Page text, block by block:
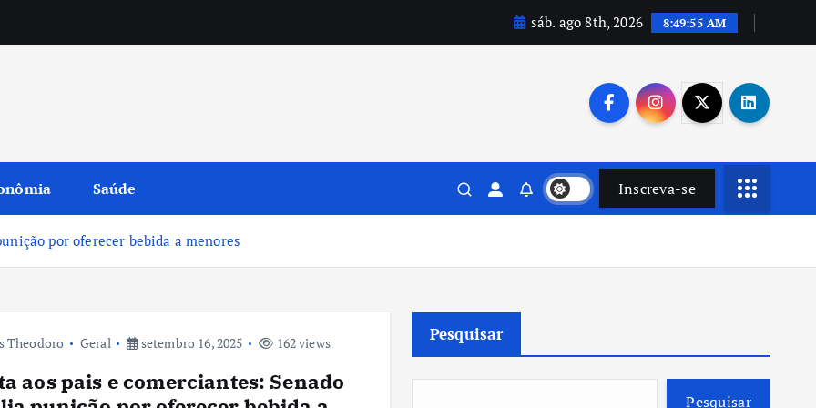
sáb. ago 8th, 2026 8:49:56 AM
Saúde Inscreva-se
por oferecer bebida a menores
Theodoro Geral setembro 16, 2025 162 views
aos pais e comerciantes: Senado
Pesquisar
Pesquisar